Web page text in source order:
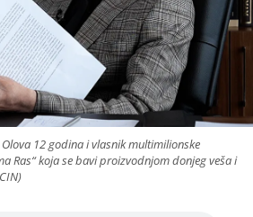
12 godina i vlasnik multimilionske
Ras“ koja se bavi proizvodnjom donjeg veša i